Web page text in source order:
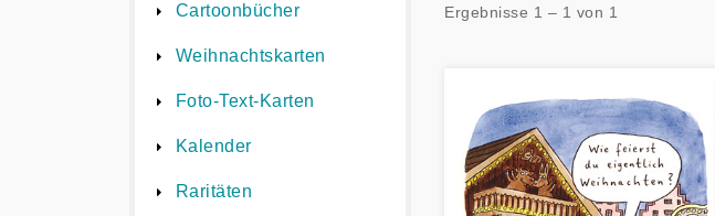
Cartoonbücher
Weihnachtskarten
Foto-Text-Karten
Kalender
Raritäten
Ergebnisse 1 – 1 von 1